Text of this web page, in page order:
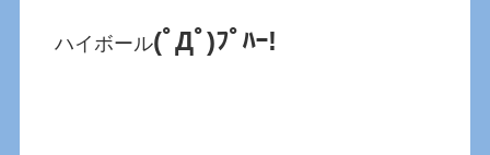
ハイボール(ﾟДﾟ)ﾌﾟﾊｰ!